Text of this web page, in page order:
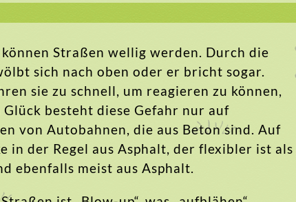
Straßen wellig werden. Durch die
sich nach oben oder er bricht sogar.
sie zu schnell, um reagieren zu können,
besteht diese Gefahr nur auf
von Autobahnen, die aus Beton sind. Auf
in der Regel aus Asphalt, der flexibler ist als
ebenfalls meist aus Asphalt.